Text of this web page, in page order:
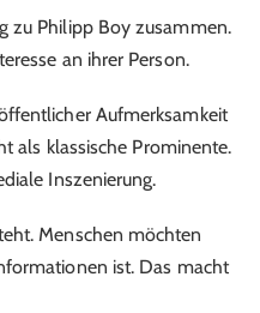
zu Philipp Boy zusammen.
an ihrer Person.
Aufmerksamkeit
als klassische Prominente.
Inszenierung.
Menschen möchten
ist. Das macht